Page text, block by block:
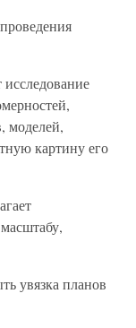
моделей,
картину его
увязка планов